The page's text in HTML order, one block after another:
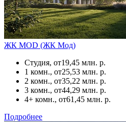
ЖК MOD (ЖК Мод)
Студия, от19,45 млн. р.
1 комн., от25,53 млн. р.
2 комн., от35,22 млн. р.
3 комн., от44,29 млн. р.
4+ комн., от61,45 млн. р.
Подробнее